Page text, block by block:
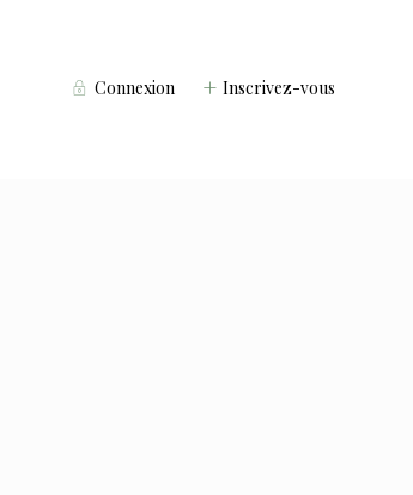
Connexion Inscrivez-vous